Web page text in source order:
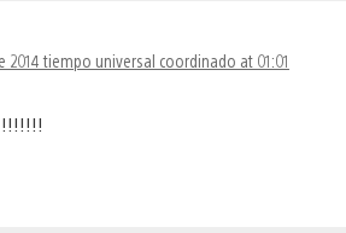
2014 tiempo universal coordinado at 01:01